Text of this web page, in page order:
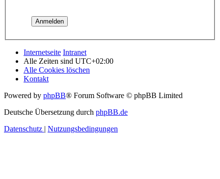
Internetseite Intranet
Alle Zeiten sind UTC+02:00
Alle Cookies löschen
Kontakt
Powered by phpBB® Forum Software © phpBB Limited
Deutsche Übersetzung durch phpBB.de
Datenschutz | Nutzungsbedingungen